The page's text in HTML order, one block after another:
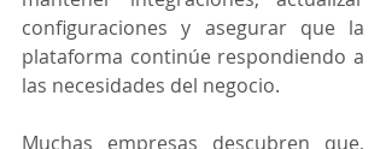
configuraciones y asegurar que la
plataforma continúe respondiendo a
las necesidades del negocio.
Muchas empresas descubren que,